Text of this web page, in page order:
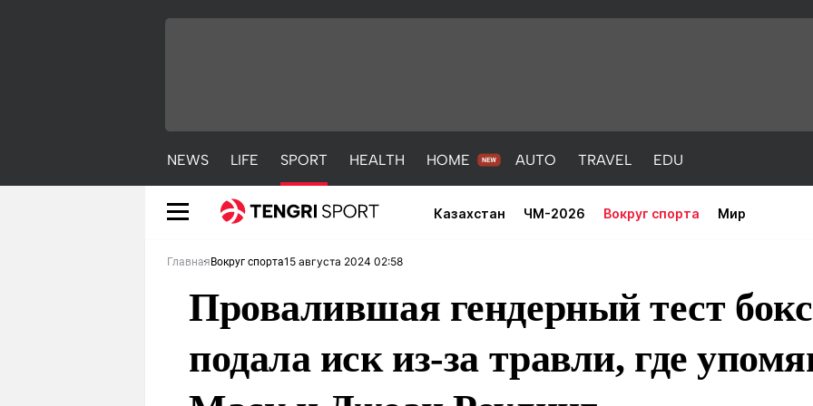
NEWS LIFE SPORT HEALTH HOME AUTO TRAVEL EDU
Казахстан ЧМ-2026 Вокруг спорта Мир
Новости
Красиво
ГлавнаяВокруг спорта15 августа 2024 02:58
Провалившая гендерный тест
подала иск из-за травли, где